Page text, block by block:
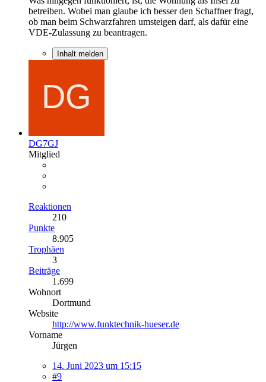
betreiben. Wobei man glaube ich besser den Schaffner fragt,
ob man beim Schwarzfahren umsteigen darf, als dafür eine
VDE-Zulassung zu beantragen.
Inhalt melden
DG7GJ
Mitglied
Reaktionen
210
Punkte
8.905
Trophäen
3
Beiträge
1.699
Wohnort
Dortmund
Website
http://www.funktechnik-hueser.de
Vorname
Jürgen
14. Juni 2023 um 15:15
#9